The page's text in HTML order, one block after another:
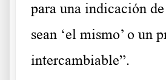
para una indicación
sean ‘el mismo’ o un
intercambiable”.